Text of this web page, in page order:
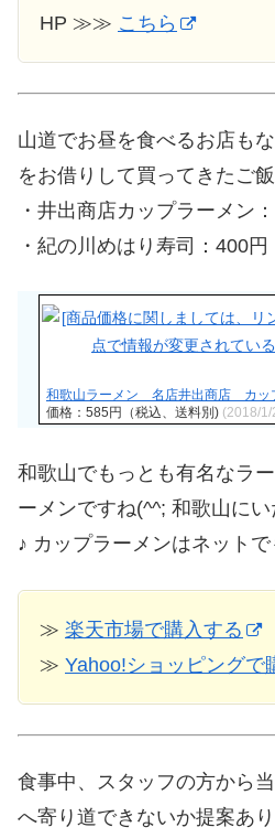
HP ≫≫ こちら
山道でお昼を食べるお店も
をお借りして買ってきたご
・井出商店カップラーメン
・紀の川めはり寿司：400円
和歌山ラーメン 名店井出商店 カ
価格：585円（税込、送料別) (2018/1/
和歌山でもっとも有名なラ
ーメンですね(^^; 和歌山に
♪ カップラーメンはネットで
≫ 楽天市場で購入する
≫ Yahoo!ショッピングで
食事中、スタッフの方から
へ寄り道できないか提案あ